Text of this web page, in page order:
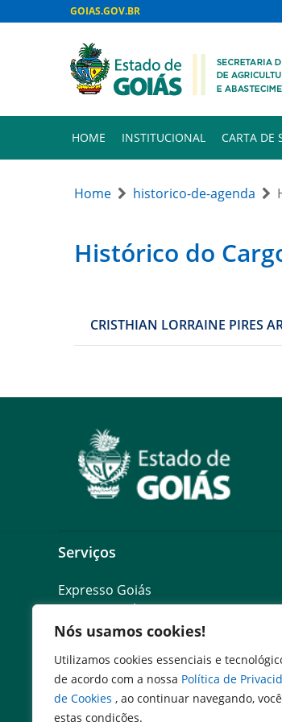
Nós usamos cookies!
Utilizamos cookies essenciais e
de acordo com a nossa Política de
de Cookies , ao continuar navegando,
estas condições.
GOIAS.GOV.BR
HOME INSTITUCIONAL CARTA DE
Home historico-de-agenda
Histórico do
Serviços
Expresso Goiás
Expresso Aplicações
Expresso Servidor
Cadastro de Autoridades
Escola de Governo
Agenda de Autoridades